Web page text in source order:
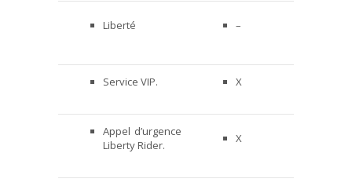
Liberté –
Service VIP. X
Appel d’urgence
Liberty Rider.
X